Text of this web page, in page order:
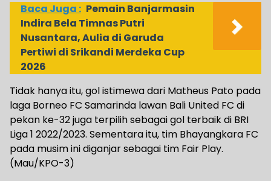
Baca Juga : Pemain Banjarmasin
Indira Bela Timnas Putri
Nusantara, Aulia di Garuda
Pertiwi di Srikandi Merdeka Cup
2026
Tidak hanya itu, gol istimewa dari Matheus Pato pada
laga Borneo FC Samarinda lawan Bali United FC di
pekan ke-32 juga terpilih sebagai gol terbaik di BRI
Liga 1 2022/2023. Sementara itu, tim Bhayangkara FC
pada musim ini diganjar sebagai tim Fair Play.
(Mau/KPO-3)